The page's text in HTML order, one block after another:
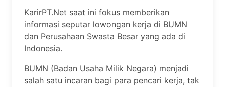
KarirPT.Net saat ini fokus memberikan
informasi seputar lowongan kerja di BUMN
dan Perusahaan Swasta Besar yang ada di
Indonesia.
BUMN (Badan Usaha Milik Negara) menjadi
salah satu incaran bagi para pencari kerja, tak